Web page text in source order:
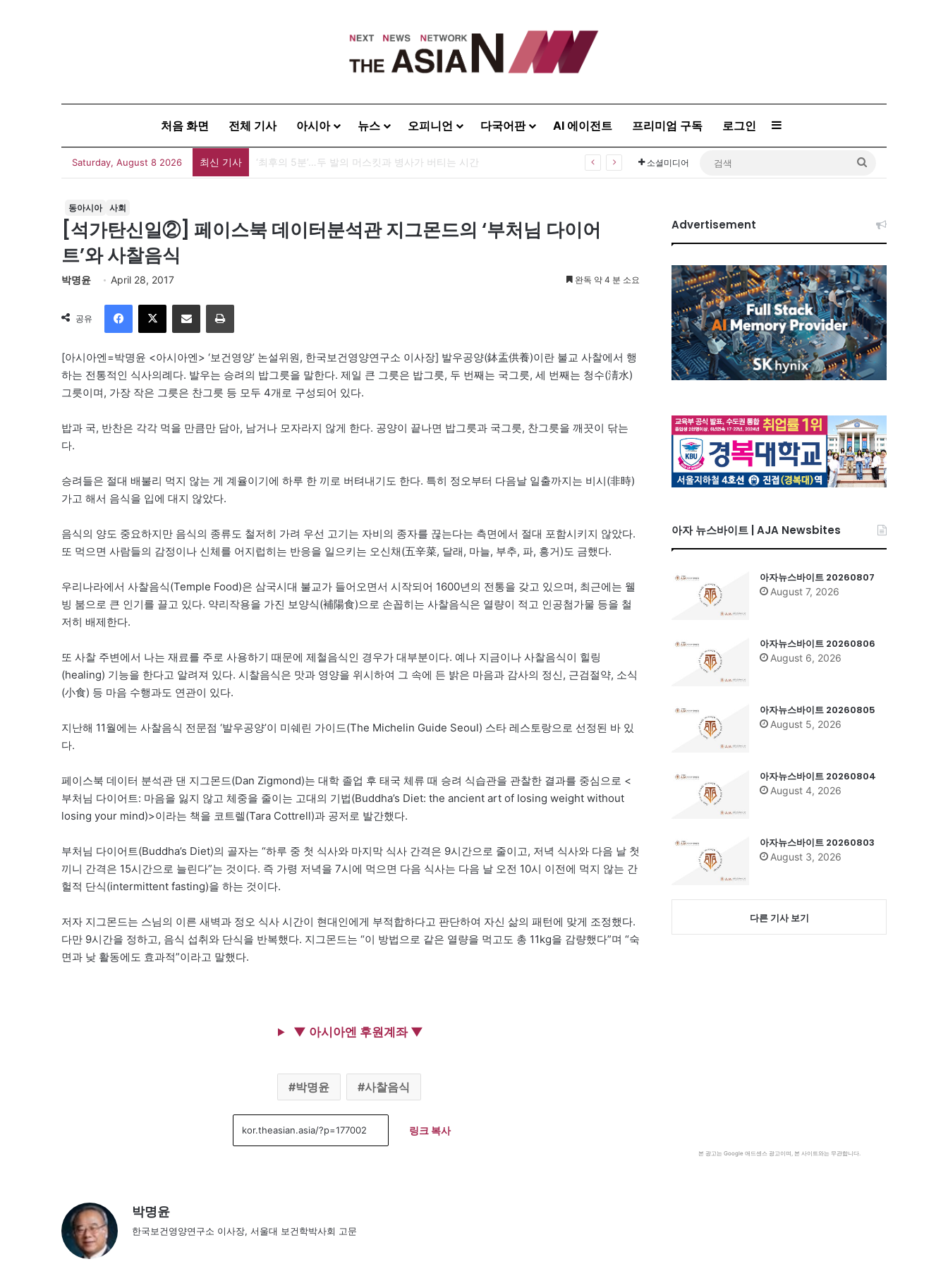
처음 화면 전체 기사 아시아 뉴스 오피니언 다국어판 AI 에이전트 프리미엄 구독 로그인 Sidebar
Saturday, August 8 2026 최신 기사 “차이가 창조하는 다양성”…제3회 미라클다문화어워드 시상식 소셜미디어
동아시아 사회
[석가탄신일②] 페이스북 데이터분석관 지그몬드의 ‘부처님 다이어
트’와 사찰음식
박명윤 April 28, 2017 완독 약 4 분 소요
공유
이메일
[아시아엔=박명윤 <아시아엔> ‘보건영양’ 논설위원, 한국보건영양연구소 이사장] 발우공양(鉢盂供養)이란 불교 사찰에서 행
하는 전통적인 식사의례다. 발우는 승려의 밥그릇을 말한다. 제일 큰 그릇은 밥그릇, 두 번째는 국그릇, 세 번째는 청수(淸水)
그릇이며, 가장 작은 그릇은 찬그릇 등 모두 4개로 구성되어 있다.
밥과 국, 반찬은 각각 먹을 만큼만 담아, 남거나 모자라지 않게 한다. 공양이 끝나면 밥그릇과 국그릇, 찬그릇을 깨끗이 닦는
다.
승려들은 절대 배불리 먹지 않는 게 계율이기에 하루 한 끼로 버텨내기도 한다. 특히 정오부터 다음날 일출까지는 비시(非時)
가고 해서 음식을 입에 대지 않았다.
음식의 양도 중요하지만 음식의 종류도 철저히 가려 우선 고기는 자비의 종자를 끊는다는 측면에서 절대 포함시키지 않았다.
또 먹으면 사람들의 감정이나 신체를 어지럽히는 반응을 일으키는 오신채(五辛菜, 달래, 마늘, 부추, 파, 흥거)도 금했다.
우리나라에서 사찰음식(Temple Food)은 삼국시대 불교가 들어오면서 시작되어 1600년의 전통을 갖고 있으며, 최근에는 웰
빙 붐으로 큰 인기를 끌고 있다. 약리작용을 가진 보양식(補陽食)으로 손꼽히는 사찰음식은 열량이 적고 인공첨가물 등을 철
저히 배제한다.
또 사찰 주변에서 나는 재료를 주로 사용하기 때문에 제철음식인 경우가 대부분이다. 예나 지금이나 사찰음식이 힐링
(healing) 기능을 한다고 알려져 있다. 시찰음식은 맛과 영양을 위시하여 그 속에 든 밝은 마음과 감사의 정신, 근검절약, 소식
(小食) 등 마음 수행과도 연관이 있다.
지난해 11월에는 사찰음식 전문점 ‘발우공양’이 미쉐린 가이드(The Michelin Guide Seoul) 스타 레스토랑으로 선정된 바 있
다.
페이스북 데이터 분석관 댄 지그몬드(Dan Zigmond)는 대학 졸업 후 태국 체류 때 승려 식습관을 관찰한 결과를 중심으로 <
부처님 다이어트: 마음을 잃지 않고 체중을 줄이는 고대의 기법(Buddha’s Diet: the ancient art of losing weight without
losing your mind)>이라는 책을 코트렐(Tara Cottrell)과 공저로 발간했다.
부처님 다이어트(Buddha’s Diet)의 골자는 “하루 중 첫 식사와 마지막 식사 간격은 9시간으로 줄이고, 저녁 식사와 다음 날 첫
끼니 간격은 15시간으로 늘린다”는 것이다. 즉 가령 저녁을 7시에 먹으면 다음 식사는 다음 날 오전 10시 이전에 먹지 않는 간
헐적 단식(intermittent fasting)을 하는 것이다.
저자 지그몬드는 스님의 이른 새벽과 정오 식사 시간이 현대인에게 부적합하다고 판단하여 자신 삶의 패턴에 맞게 조정했다.
다만 9시간을 정하고, 음식 섭취와 단식을 반복했다. 지그몬드는 “이 방법으로 같은 열량을 먹고도 총 11kg을 감량했다”며 “숙
면과 낮 활동에도 효과적”이라고 말했다.
▼ 아시아엔 후원계좌 ▼
박명윤 사찰음식
링크 복사
박명윤
한국보건영양연구소 이사장, 서울대 보건학박사회 고문
Advertisement
아자 뉴스바이트 | AJA Newsbites
아자뉴스바이트 20260807
August 7, 2026
아자뉴스바이트 20260806
August 6, 2026
아자뉴스바이트 20260805
August 5, 2026
아자뉴스바이트 20260804
August 4, 2026
아자뉴스바이트 20260803
August 3, 2026
다른 기사 보기
본 광고는 Google 애드센스 광고이며, 본 사이트와는 무관합니다.